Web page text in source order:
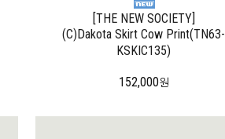
[THE NEW SOCIETY]
(C)Dakota Skirt Cow Print(TN63-
KSKIC135)
152,000원